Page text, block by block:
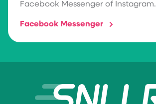
Facebook Messenger of Instagram.
Facebook Messenger